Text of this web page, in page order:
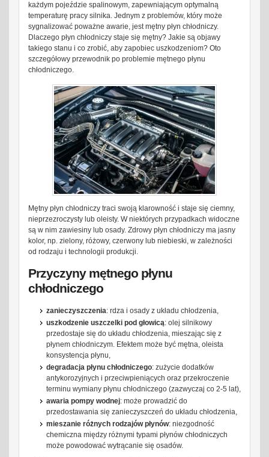
każdym pojeździe spalinowym, zapewniającym optymalną
temperaturę pracy silnika. Jednym z problemów, który może
sygnalizować poważne awarie, jest mętny płyn chłodniczy.
Dlaczego płyn chłodniczy staje się mętny? Jakie są objawy
takiego stanu i co zrobić, aby zapobiec uszkodzeniom? Oto
szczegółowy przewodnik po problemie mętnego płynu
chłodniczego.
Mętny płyn chłodniczy traci swoją klarowność i staje się ciemny,
nieprzezroczysty lub oleisty. W niektórych przypadkach widoczne
są w nim zawiesiny lub osady. Zdrowy płyn chłodniczy ma jasny
kolor, np. zielony, różowy, czerwony lub niebieski, w zależności
od rodzaju i technologii produkcji.
Przyczyny mętnego płynu
chłodniczego
zanieczyszczenia: rdza i osady z układu chłodzenia,
uszkodzenie uszczelki pod głowicą: olej silnikowy
przedostaje się do układu chłodzenia, mieszając się z
płynem chłodniczym. Efektem może być mętna, oleista
konsystencja płynu,
degradacja płynu chłodniczego: zużycie dodatków
antykorozyjnych i przeciwpieniących oraz przekroczenie
terminu wymiany płynu chłodniczego (zazwyczaj co 2-5 lat),
awaria pompy wodnej: może prowadzić do
przedostawania się zanieczyszczeń do układu chłodzenia,
mieszanie różnych rodzajów płynów: niezgodność
chemiczna między różnymi typami płynów chłodniczych
może powodować wytrącanie się osadów.